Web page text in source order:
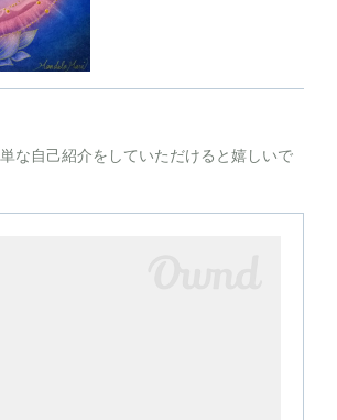
な自己紹介をしていただけると嬉しいで